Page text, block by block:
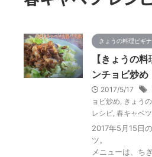
きょうの料理ビギ
【きょうの
ンチョビ炒め
2017/5/17
ョビ炒め, きょう
レシピ, 春キャベ
2017年5月15日
ツ。
メニューは、ち